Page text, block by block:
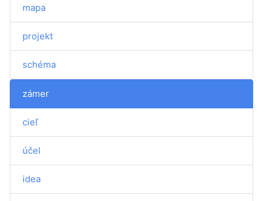
mapa
projekt
schéma
zámer
cieľ
účel
idea